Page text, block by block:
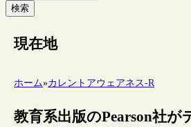
検索
現在地
ホーム»カレントアウェアネス-R
教育系出版のPearson社が